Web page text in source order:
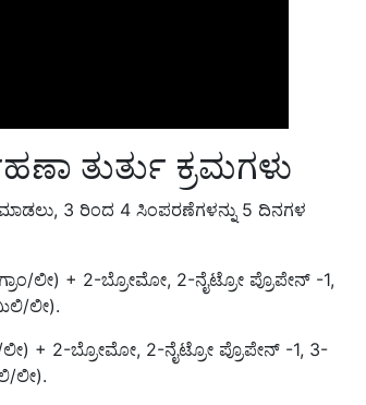
ತುರ್ತು ಕ್ರಮಗಳು
3 ರಿಂದ 4 ಸಿಂಪರಣೆಗಳನ್ನು 5 ದಿನಗಳ
ಗ್ರಾಂ/ಲೀ) + 2-ಬ್ರೋಮೋ, 2-ನೈಟ್ರೋ ಪ್ರೊಪೇನ್ -1,
ಲೀ).
ಲೀ) + 2-ಬ್ರೋಮೋ, 2-ನೈಟ್ರೋ ಪ್ರೊಪೇನ್ -1, 3-
ಲೀ).
(0.5 ಗ್ರಾಂ/ಲೀ) + 2-ಬ್ರೋಮೋ, 2-ನೈಟ್ರೋ